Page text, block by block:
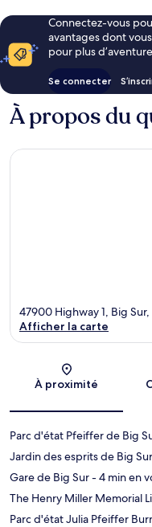
Connectez-vous
avantages dont
pour plus
Se connecter
À propos du
47900 Highway 1, Big
Afficher la carte
À proximité
Parc d'état Pfeiffer de Big
Jardin des esprits de Big Sur
Gare de Big Sur- 4 min en
The Henry Miller Memorial
Parc d'état Julia Pfeiffer